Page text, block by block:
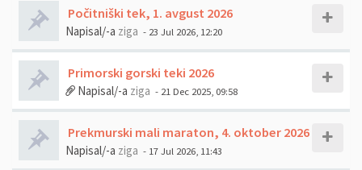
Počitniški tek, 1. avgust 2026
Napisal/-a ziga - 23 Jul 2026, 12:20
Primorski gorski teki 2026
Napisal/-a ziga - 21 Dec 2025, 09:58
Prekmurski mali maraton, 4. oktober 2026
Napisal/-a ziga - 17 Jul 2026, 11:43